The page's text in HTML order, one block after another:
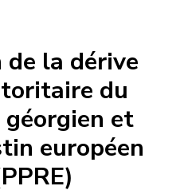
la dérive
du
et
européen